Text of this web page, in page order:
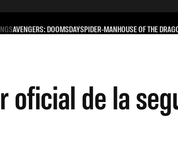
AVENGERS: DOOMSDAYSPIDER-MANHOUSE OF THE
de la